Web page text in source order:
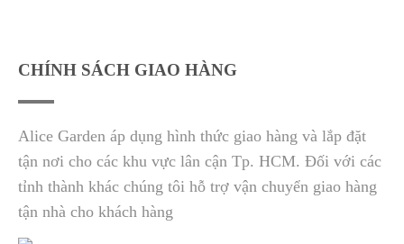
CHÍNH SÁCH GIAO HÀNG
Alice Garden áp dụng hình thức giao hàng và lắp đặt
tận nơi cho các khu vực lân cận Tp. HCM. Đối với các
tỉnh thành khác chúng tôi hỗ trợ vận chuyển giao hàng
tận nhà cho khách hàng